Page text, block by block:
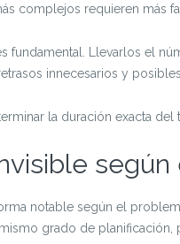
complejos requieren más
fundamental. Llevarlos el
innecesarios y
la duración exacta del
notable según el
grado de